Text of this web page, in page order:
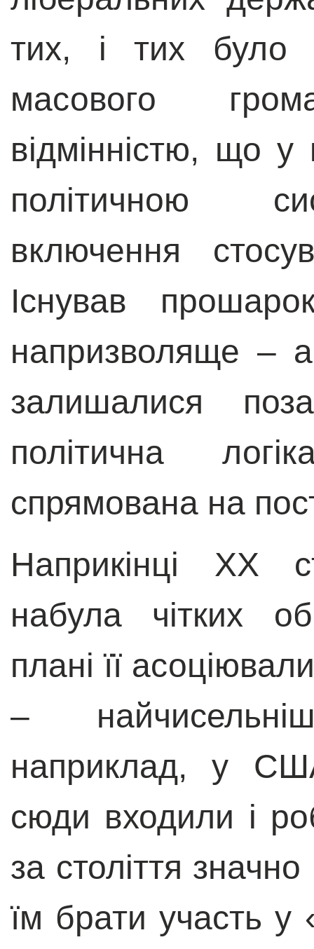
тих, і тих було
масового
відмінністю, що у
політичною
включення
Існував
напризволяще –
залишалися
політична
спрямована на
Наприкінці ХХ
набула чітких
плані її
–
наприклад, у
сюди входили і
за століття
їм брати участь у